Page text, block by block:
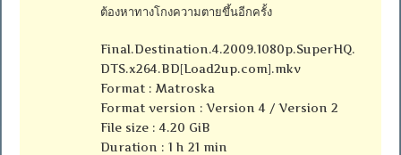
ต้องหาทางโกงความตายขึ้นอีกครั้ง
Final.Destination.4.2009.1080p.SuperHQ.
DTS.x264.BD[Load2up.com].mkv
Format : Matroska
Format version : Version 4 / Version 2
File size : 4.20 GiB
Duration : 1 h 21 min